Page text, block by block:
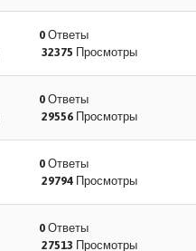
0 Ответы
32375 Просмотры
0 Ответы
29556 Просмотры
0 Ответы
29794 Просмотры
0 Ответы
27513 Просмотры